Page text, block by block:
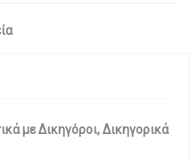
με Δικηγόροι, Δικηγορικά